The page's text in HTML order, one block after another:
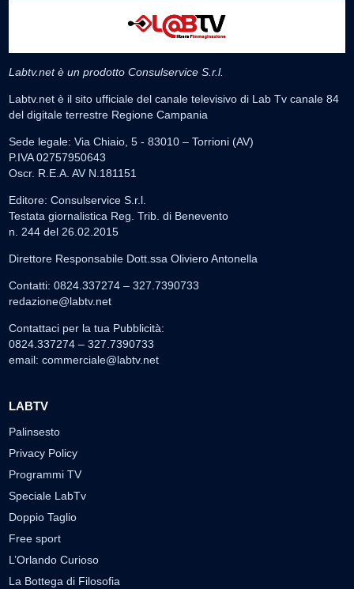
Labtv.net è un prodotto Consulservice S.r.l.
Labtv.net è il sito ufficiale del canale televisivo di Lab Tv canale 84
del digitale terrestre Regione Campania
Sede legale: Via Chiaio, 5 - 83010 – Torrioni (AV)
P.IVA 02757950643
Oscr. R.E.A. AV N.181151
Editore: Consulservice S.r.l.
Testata giornalistica Reg. Trib. di Benevento
n. 244 del 26.02.2015
Direttore Responsabile Dott.ssa Oliviero Antonella
Contatti: 0824.337274 – 327.7390733
redazione@labtv.net
Contattaci per la tua Pubblicità:
0824.337274 – 327.7390733
email: commerciale@labtv.net
LABTV
Palinsesto
Privacy Policy
Programmi TV
Speciale LabTv
Doppio Taglio
Free sport
L’Orlando Curioso
La Bottega di Filosofia